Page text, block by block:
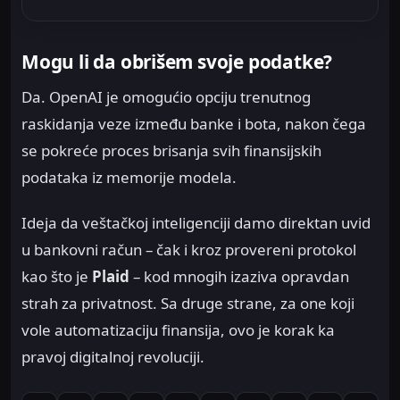
Mogu li da obrišem svoje podatke?
Da. OpenAI je omogućio opciju trenutnog
raskidanja veze između banke i bota, nakon čega
se pokreće proces brisanja svih finansijskih
podataka iz memorije modela.
Ideja da veštačkoj inteligenciji damo direktan uvid
u bankovni račun – čak i kroz provereni protokol
kao što je Plaid – kod mnogih izaziva opravdan
strah za privatnost. Sa druge strane, za one koji
vole automatizaciju finansija, ovo je korak ka
pravoj digitalnoj revoluciji.